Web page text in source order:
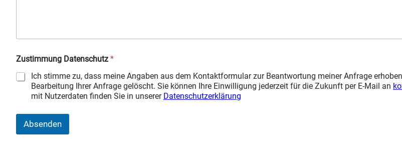
Zustimmung Datenschutz *
Ich stimme zu, dass meine Angaben aus dem Kontaktformular zur Beantwortung meiner Anfrage
Bearbeitung Ihrer Anfrage gelöscht. Sie können Ihre Einwilligung jederzeit für die Zukunft per E-Mail an
mit Nutzerdaten finden Sie in unserer Datenschutzerklärung
Absenden